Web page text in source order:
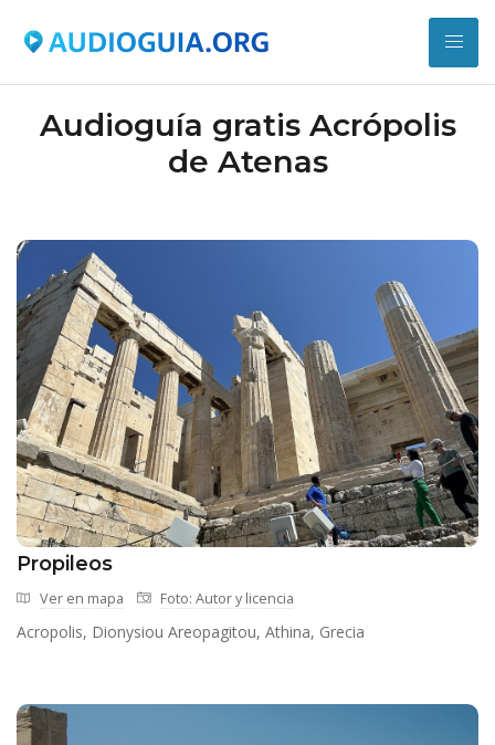
Audioguía gratis Acrópolis
de Atenas
Propileos
Ver en mapa Foto: Autor y licencia
Acropolis, Dionysiou Areopagitou, Athina, Grecia